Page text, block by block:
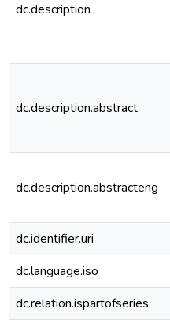
dc.description
dc.description.abstract
dc.description.abstracteng
dc.identifier.uri
dc.language.iso
dc.relation.ispartofseries